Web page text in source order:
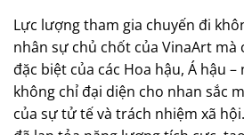
Lực lượng tham gia chuyến đi
nhân sự chủ chốt của VinaArt mà
đặc biệt của các Hoa hậu, Á hậu
không chỉ đại diện cho nhan sắc
của sự tử tế và trách nhiệm xã